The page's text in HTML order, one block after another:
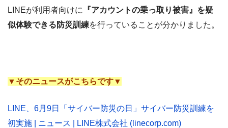
LINEが利用者向けに
『アカウントの乗っ取り被害』を疑
似体験できる防災訓練を行っていることが分かりました。
▼そのニュースがこちらです▼
LINE、6月9日「サイバー防災の日」サイバー防災訓練を
初実施 | ニュース | LINE株式会社 (linecorp.com)